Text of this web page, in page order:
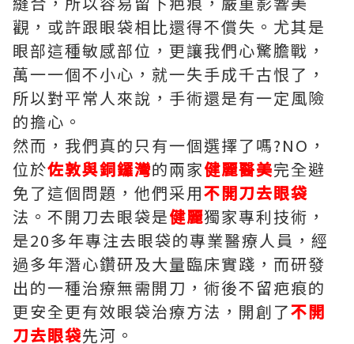
觀，或許跟眼袋相比還得不償失。尤其是
眼部這種敏感部位，更讓我們心驚膽戰，
萬一一個不小心，就一失手成千古恨了，
所以對平常人來說，手術還是有一定風險
的擔心。
然而，我們真的只有一個選擇了嗎?NO，
位於佐敦與銅鑼灣的兩家健麗醫美完全避
免了這個問題，他們采用不開刀去眼袋
法。不開刀去眼袋是健麗獨家專利技術，
是20多年專注去眼袋的專業醫療人員，經
過多年潛心鑽研及大量臨床實踐，而研發
出的一種治療無需開刀，術後不留疤痕的
更安全更有效眼袋治療方法，開創了不開
刀去眼袋先河。